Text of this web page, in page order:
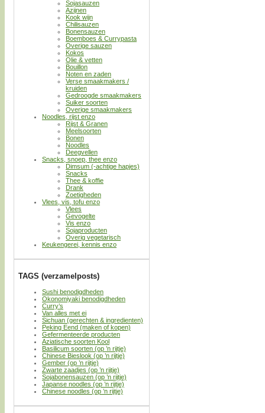
Sojasauzen
Azijnen
Kook wijn
Chilisauzen
Bonensauzen
Boemboes & Currypasta
Overige sauzen
Kokos
Olie & vetten
Bouillon
Noten en zaden
Verse smaakmakers /
kruiden
Gedroogde smaakmakers
Suiker soorten
Overige smaakmakers
Noodles, rijst enzo
Rijst & Granen
Meelsoorten
Bonen
Noodles
Deegvellen
Snacks, snoep, thee enzo
Dimsum (-achtige hapjes)
Snacks
Thee & koffie
Drank
Zoetigheden
Vlees, vis, tofu enzo
Vlees
Gevogelte
Vis enzo
Sojaproducten
Overig vegetarisch
Keukengerei, kennis enzo
TAGS (verzamelposts)
Sushi benodigdheden
Okonomiyaki benodigdheden
Curry’s
Van alles met ei
Sichuan (gerechten & ingredienten)
Peking Eend (maken of kopen)
Gefermenteerde producten
Aziatische soorten Kool
Basilicum soorten (op ’n rijtje)
Chinese Bieslook (op ’n rijtje)
Gember (op ’n rijtje)
Zwarte zaadjes (op ’n rijtje)
Sojabonensauzen (op ’n rijtje)
Japanse noodles (op ’n rijtje)
Chinese noodles (op ’n rijtje)